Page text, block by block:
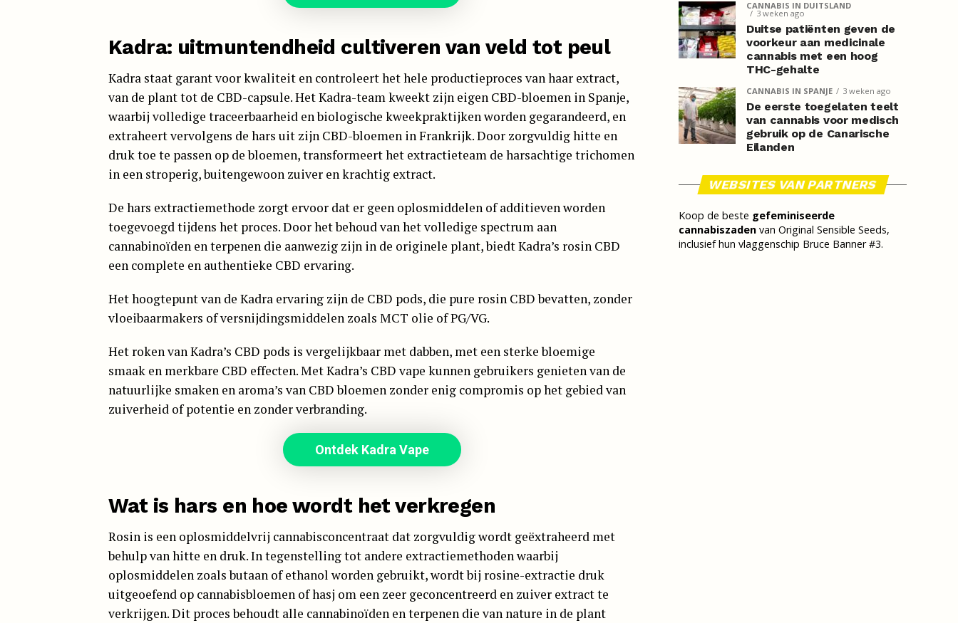
Kadra: uitmuntendheid cultiveren van veld tot peul
Kadra staat garant voor kwaliteit en controleert het hele productieproces van haar extract,
van de plant tot de CBD-capsule. Het Kadra-team kweekt zijn eigen CBD-bloemen in Spanje,
waarbij volledige traceerbaarheid en biologische kweekpraktijken worden gegarandeerd, en
extraheert vervolgens de hars uit zijn CBD-bloemen in Frankrijk. Door zorgvuldig hitte en
druk toe te passen op de bloemen, transformeert het extractieteam de harsachtige trichomen
in een stroperig, buitengewoon zuiver en krachtig extract.
De hars extractiemethode zorgt ervoor dat er geen oplosmiddelen of additieven worden
toegevoegd tijdens het proces. Door het behoud van het volledige spectrum aan
cannabinoïden en terpenen die aanwezig zijn in de originele plant, biedt Kadra’s rosin CBD
een complete en authentieke CBD ervaring.
Het hoogtepunt van de Kadra ervaring zijn de CBD pods, die pure rosin CBD bevatten, zonder
vloeibaarmakers of versnijdingsmiddelen zoals MCT olie of PG/VG.
Het roken van Kadra’s CBD pods is vergelijkbaar met dabben, met een sterke bloemige
smaak en merkbare CBD effecten. Met Kadra’s CBD vape kunnen gebruikers genieten van de
natuurlijke smaken en aroma’s van CBD bloemen zonder enig compromis op het gebied van
zuiverheid of potentie en zonder verbranding.
Ontdek Kadra Vape
Wat is hars en hoe wordt het verkregen
Rosin is een oplosmiddelvrij cannabisconcentraat dat zorgvuldig wordt geëxtraheerd met
behulp van hitte en druk. In tegenstelling tot andere extractiemethoden waarbij
oplosmiddelen zoals butaan of ethanol worden gebruikt, wordt bij rosine-extractie druk
uitgeoefend op cannabisbloemen of hasj om een zeer geconcentreerd en zuiver extract te
verkrijgen. Dit proces behoudt alle cannabinoïden en terpenen die van nature in de plant
CANNABIS IN DUITSLAND
3 weken ago
Duitse patiënten geven de
voorkeur aan medicinale
cannabis met een hoog
THC-gehalte
CANNABIS IN SPANJE 3 weken ago
De eerste toegelaten teelt
van cannabis voor medisch
gebruik op de Canarische
Eilanden
WEBSITES VAN PARTNERS
Koop de beste gefeminiseerde
cannabiszaden van Original Sensible Seeds,
inclusief hun vlaggenschip Bruce Banner #3.